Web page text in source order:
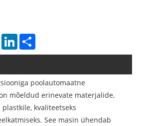
PinterestLinkedIn
poolautomaatne
mõeldud erinevate materjalide,
kvaliteetseks
See masin ühendab